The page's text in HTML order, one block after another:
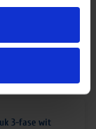
mogelijk,
(CRI90-
3-fase wit